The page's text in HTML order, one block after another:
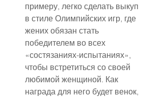
примеру, легко сделать выкуп
в стиле Олимпийских игр, где
жених обязан стать
победителем во всех
«состязаниях-испытаниях»,
чтобы встретиться со своей
любимой женщиной. Как
награда для него будет венок,